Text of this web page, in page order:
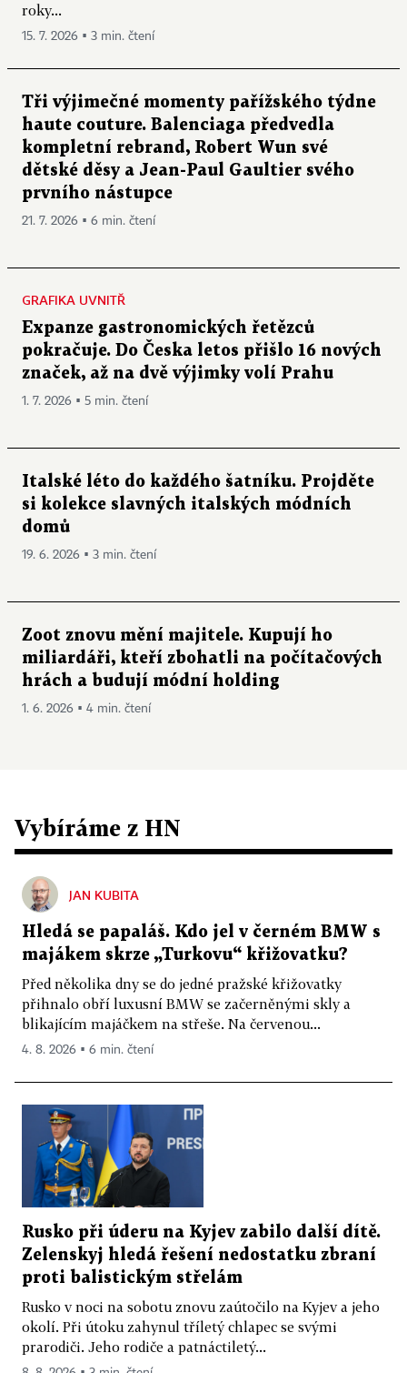
roky...
15. 7. 2026 ▪ 3 min. čtení
Tři výjimečné momenty pařížského týdne
haute couture. Balenciaga předvedla
kompletní rebrand, Robert Wun své
dětské děsy a Jean-Paul Gaultier svého
prvního nástupce
21. 7. 2026 ▪ 6 min. čtení
GRAFIKA UVNITŘ
Expanze gastronomických řetězců
pokračuje. Do Česka letos přišlo 16 nových
značek, až na dvě výjimky volí Prahu
1. 7. 2026 ▪ 5 min. čtení
Italské léto do každého šatníku. Projděte
si kolekce slavných italských módních
domů
19. 6. 2026 ▪ 3 min. čtení
Zoot znovu mění majitele. Kupují ho
miliardáři, kteří zbohatli na počítačových
hrách a budují módní holding
1. 6. 2026 ▪ 4 min. čtení
Vybíráme z HN
JAN KUBITA
Hledá se papaláš. Kdo jel v černém BMW s
majákem skrze „Turkovu“ křižovatku?
Před několika dny se do jedné pražské křižovatky
přihnalo obří luxusní BMW se začerněnými skly a
blikajícím majáčkem na střeše. Na červenou...
4. 8. 2026 ▪ 6 min. čtení
Rusko při úderu na Kyjev zabilo další dítě.
Zelenskyj hledá řešení nedostatku zbraní
proti balistickým střelám
Rusko v noci na sobotu znovu zaútočilo na Kyjev a jeho
okolí. Při útoku zahynul tříletý chlapec se svými
prarodiči. Jeho rodiče a patnáctiletý...